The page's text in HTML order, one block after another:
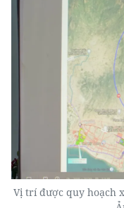
Vị trí được quy hoạch